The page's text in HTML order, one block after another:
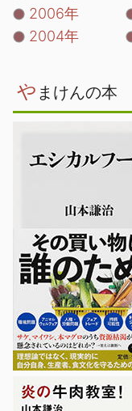
2006年
2004年
や まけんの本